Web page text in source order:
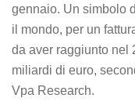
gennaio. Un simbolo
il mondo, per un
da aver raggiunto nel
miliardi di euro,
Vpa Research.